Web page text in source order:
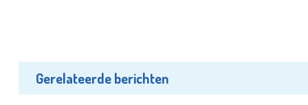
Gerelateerde berichten